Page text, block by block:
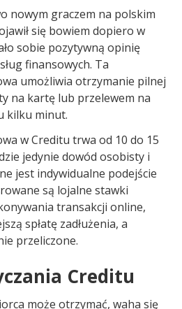
nowym graczem na polskim
się bowiem dopiero w
sobie pozytywną opinię
finansowych. Ta
umożliwia otrzymanie pilnej
na kartę lub przelewem na
kilku minut.
w Creditu trwa od 10 do 15
jedynie dowód osobisty i
jest indywidualne podejście
są lojalne stawki
transakcji online,
spłatę zadłużenia, a
przeliczone.
Creditu
może otrzymać, waha się